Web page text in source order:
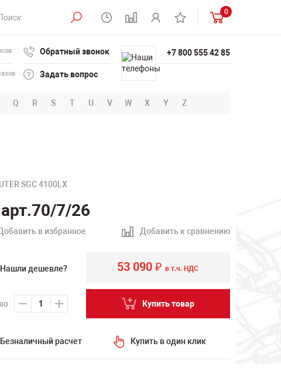
0
Обратный звонок
Задать вопрос
+7 800 555 42 85
Q R S T U V W X Y Z
SGC 4100LX
7/26
в избранное Добавить к сравнению
Нашли дешевле? 53 090₽ в т.ч. НДС
Купить товар
Безналичный расчет Купить в один клик